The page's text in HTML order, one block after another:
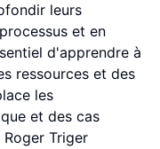
leurs
et en
d'apprendre à
ressources et des
les
et des cas
Triger